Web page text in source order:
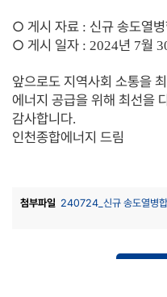
○ 게시 자료 : 신규 송도열
○ 게시 일자 : 2024년 7월
앞으로도 지역사회 소통을
에너지 공급을 위해 최선을
감사합니다.
인천종합에너지 드림
첨부파일 240724_신규 송도열병